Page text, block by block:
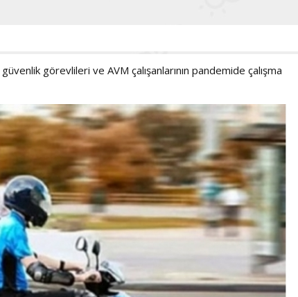
görevlileri ve AVM çalışanlarının pandemide çalışma